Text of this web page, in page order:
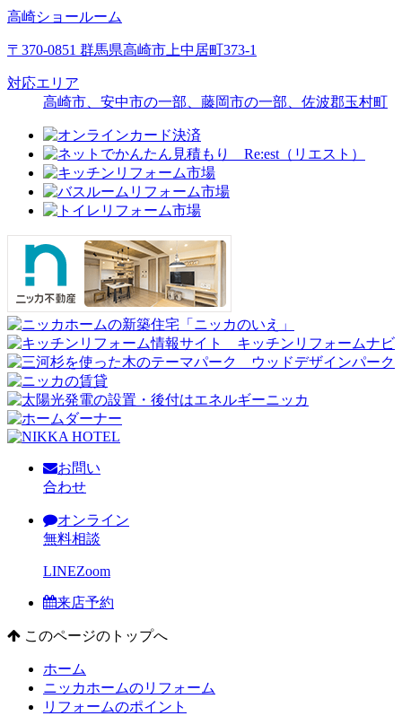
高崎ショールーム
〒370-0851 群馬県高崎市上中居町373-1
対応エリア
高崎市、安中市の一部、藤岡市の一部、佐波郡玉村町
お問い
合わせ
オンライン
無料相談
LINEZoom
来店予約
このページのトップへ
ホーム
ニッカホームのリフォーム
リフォームのポイント